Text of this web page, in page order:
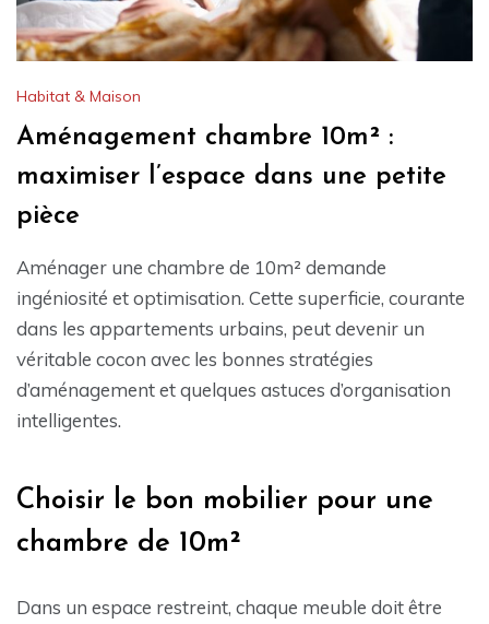
Habitat & Maison
Aménagement chambre 10m² :
maximiser l’espace dans une petite
pièce
Aménager une chambre de 10m² demande
ingéniosité et optimisation. Cette superficie, courante
dans les appartements urbains, peut devenir un
véritable cocon avec les bonnes stratégies
d’aménagement et quelques astuces d’organisation
intelligentes.
Choisir le bon mobilier pour une
chambre de 10m²
Dans un espace restreint, chaque meuble doit être